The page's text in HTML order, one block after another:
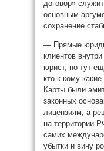
договор»
основным
сохранение
— Прямые
клиентов
юрист, но тут
кто к кому
Карты были
законных
лицензиям, а
на территории
самих
убытки и вину